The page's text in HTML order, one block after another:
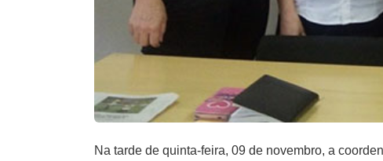
Na tarde de quinta-feira, 09 de novembro, a